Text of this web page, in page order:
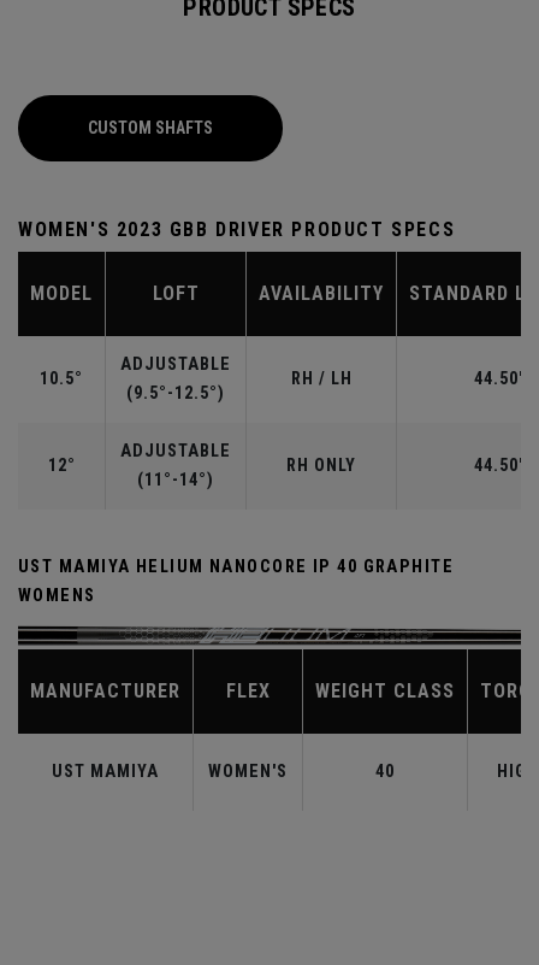
PRODUCT SPECS
CUSTOM SHAFTS
WOMEN'S 2023 GBB DRIVER PRODUCT SPECS
MODEL LOFT AVAILABILITY STANDARD
10.5°
ADJUSTABLE
(9.5°-12.5°)
RH / LH 44.50"
12°
ADJUSTABLE
(11°-14°)
RH ONLY 44.50"
UST MAMIYA HELIUM NANOCORE IP 40 GRAPHITE
WOMENS
MANUFACTURER FLEX WEIGHT CLASS
UST MAMIYA WOMEN'S 40 HIGH